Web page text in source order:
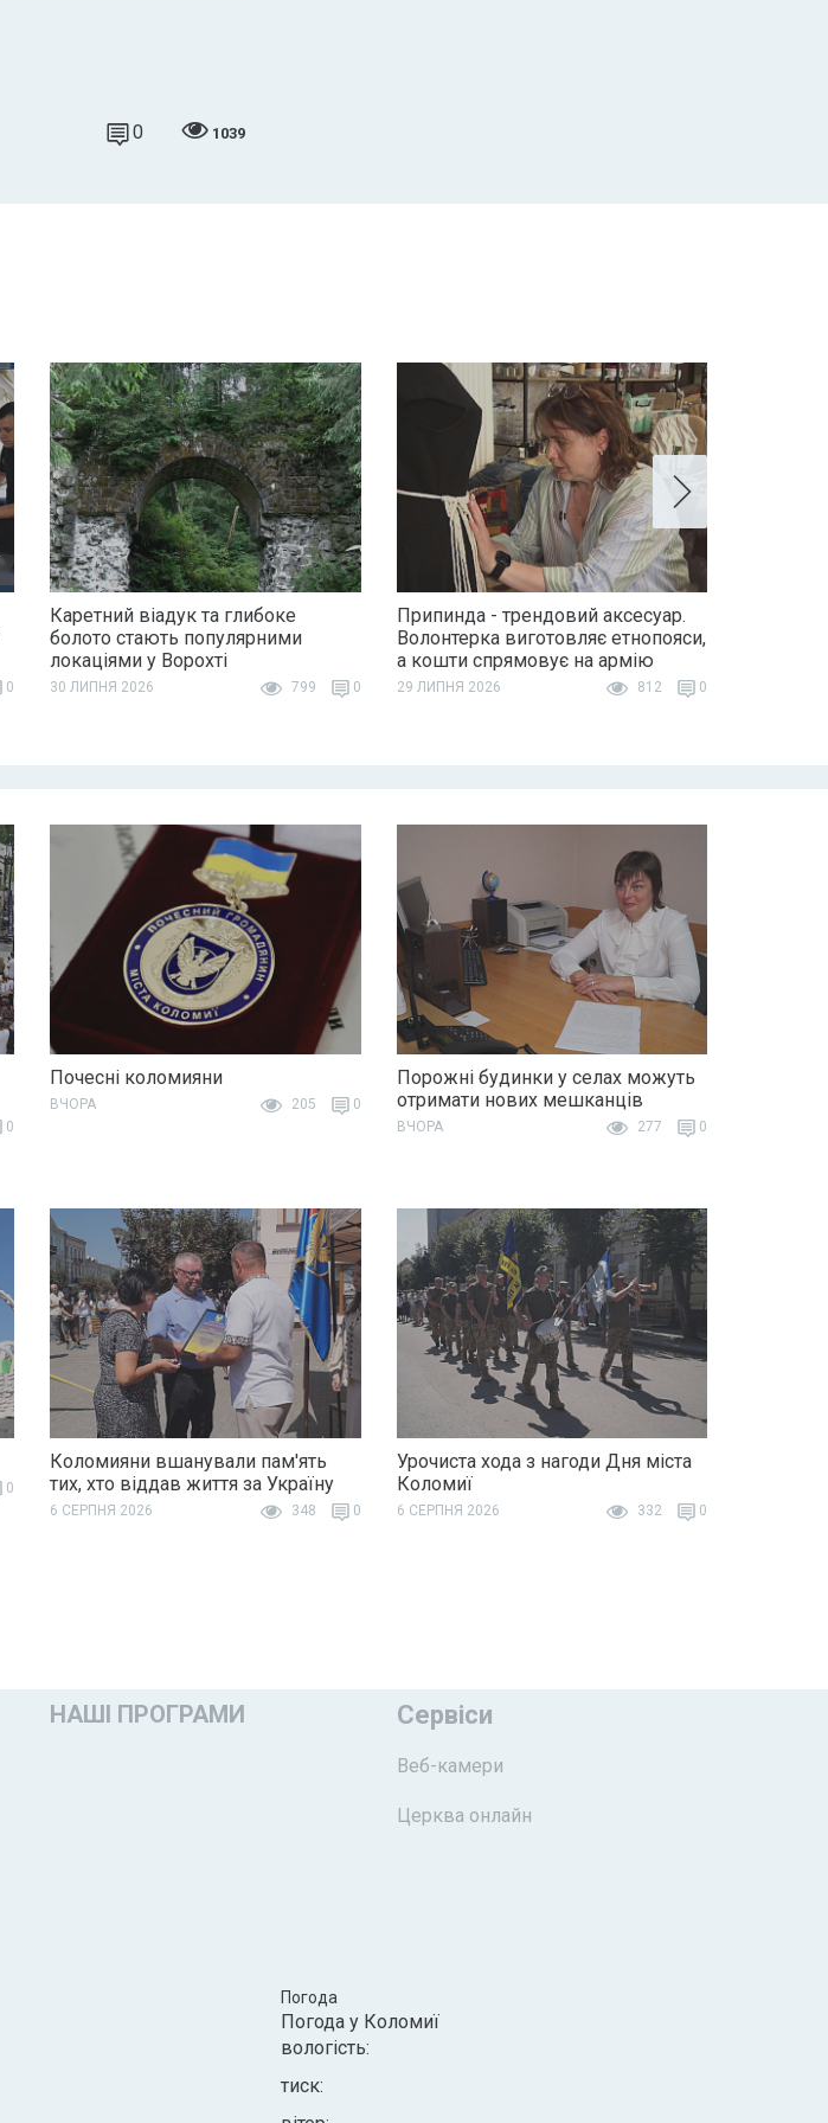
0 1039
0
Каретний віадук та глибоке
болото стають популярними
локаціями у Ворохті
30 ЛИПНЯ 2026 799 0
Припинда - трендовий аксесуар.
Волонтерка виготовляє етнопояси,
а кошти спрямовує на армію
29 ЛИПНЯ 2026 812 0
0
Почесні коломияни
ВЧОРА 205 0
Порожні будинки у селах можуть
отримати нових мешканців
ВЧОРА 277 0
0
Коломияни вшанували пам'ять
тих, хто віддав життя за Україну
6 СЕРПНЯ 2026 348 0
Урочиста хода з нагоди Дня міста
Коломиї
6 СЕРПНЯ 2026 332 0
НАШІ ПРОГРАМИ Сервіси
Веб-камери
Церква онлайн
Погода
Погода у Коломиї
вологість:
тиск: